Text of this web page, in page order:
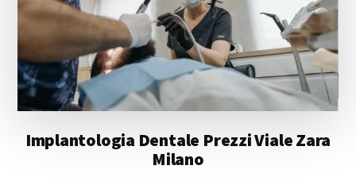
Implantologia Dentale Prezzi Viale Zara
Milano